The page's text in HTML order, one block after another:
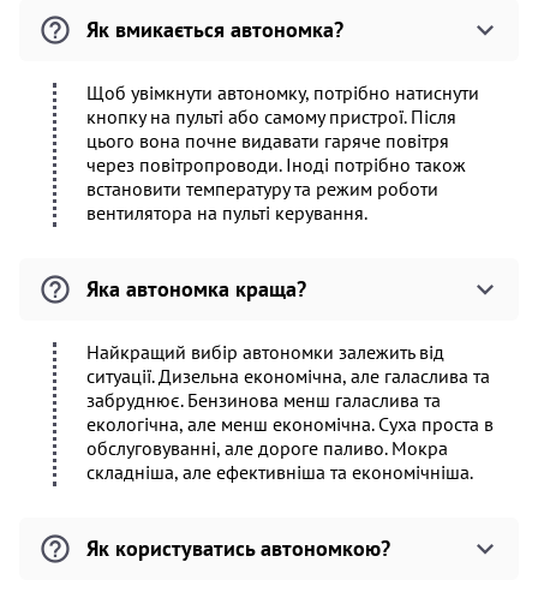
Як вмикається автономка?
Щоб увімкнути автономку, потрібно натиснути
кнопку на пульті або самому пристрої. Після
цього вона почне видавати гаряче повітря
через повітропроводи. Іноді потрібно також
встановити температуру та режим роботи
вентилятора на пульті керування.
Яка автономка краща?
Найкращий вибір автономки залежить від
ситуації. Дизельна економічна, але галаслива та
забруднює. Бензинова менш галаслива та
екологічна, але менш економічна. Суха проста в
обслуговуванні, але дороге паливо. Мокра
складніша, але ефективніша та економічніша.
Як користуватись автономкою?